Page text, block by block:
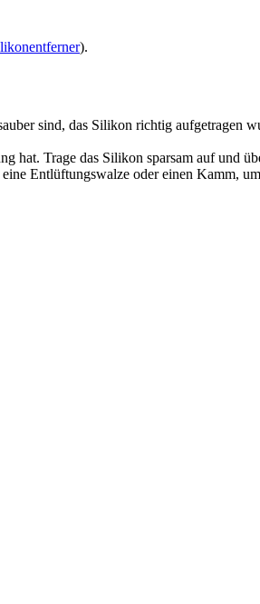
).
sind, das Silikon richtig aufgetragen
hat. Trage das Silikon sparsam auf und
Entlüftungswalze oder einen Kamm,